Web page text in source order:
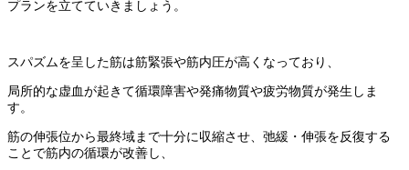
プランを立てていきましょう。
スパズムを呈した筋は筋緊張や筋内圧が高くなっており、
局所的な虚血が起きて循環障害や発痛物質や疲労物質が発生しま
す。
筋の伸張位から最終域まで十分に収縮させ、弛緩・伸張を反復する
ことで筋内の循環が改善し、